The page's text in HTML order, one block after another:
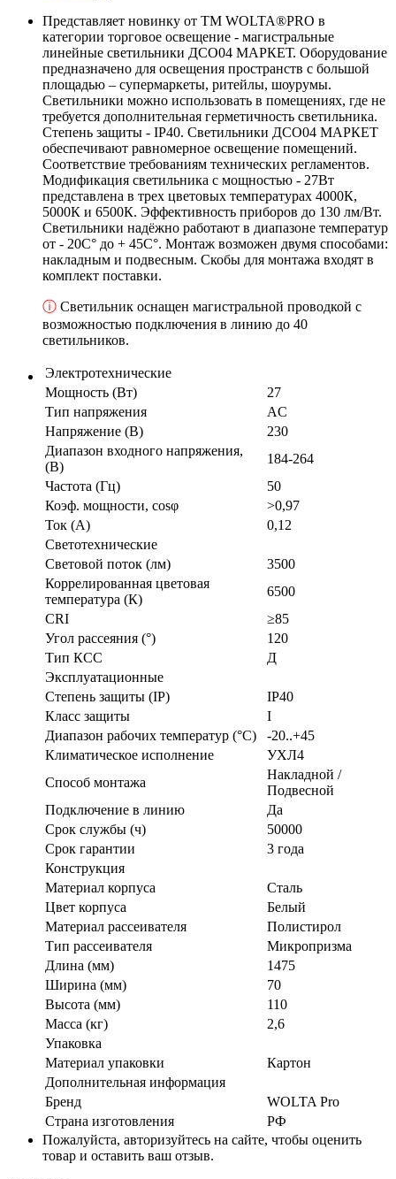
Представляет новинку от TM WOLTA®PRO в
категории торговое освещение - магистральные
линейные светильники ДСО04 МАРКЕТ. Оборудование
предназначено для освещения пространств с большой
площадью – супермаркеты, ритейлы, шоурумы.
Светильники можно использовать в помещениях, где не
требуется дополнительная герметичность светильника.
Степень защиты - IP40. Светильники ДСО04 МАРКЕТ
обеспечивают равномерное освещение помещений.
Соответствие требованиям технических регламентов.
Модификация светильника с мощностью - 27Вт
представлена в трех цветовых температурах 4000К,
5000К и 6500К. Эффективность приборов до 130 лм/Вт.
Светильники надёжно работают в диапазоне температур
от - 20С° до + 45С°. Монтаж возможен двумя способами:
накладным и подвесным. Скобы для монтажа входят в
комплект поставки.
ⓘ Светильник оснащен магистральной проводкой с
возможностью подключения в линию до 40
светильников.
Электротехнические
Мощность (Вт)
27
Тип напряжения
AC
Напряжение (В)
230
Диапазон входного напряжения,
(В)
184-264
Частота (Гц)
50
Коэф. мощности, cosφ
>0,97
Ток (А)
0,12
Светотехнические
Световой поток (лм)
3500
Коррелированная цветовая
температура (К)
6500
CRI
≥85
Угол рассеяния (°)
120
Тип КСС
Д
Эксплуатационные
Степень защиты (IP)
IP40
Класс защиты
I
Диапазон рабочих температур (°С)
-20..+45
Климатическое исполнение
УХЛ4
Способ монтажа
Накладной /
Подвесной
Подключение в линию
Да
Срок службы (ч)
50000
Срок гарантии
3 года
Конструкция
Материал корпуса
Сталь
Цвет корпуса
Белый
Материал рассеивателя
Полистирол
Тип рассеивателя
Микропризма
Длина (мм)
1475
Ширина (мм)
70
Высота (мм)
110
Масса (кг)
2,6
Упаковка
Материал упаковки
Картон
Дополнительная информация
Бренд
WOLTA Pro
Страна изготовления
РФ
Пожалуйста, авторизуйтесь на сайте, чтобы оценить
товар и оставить ваш отзыв.